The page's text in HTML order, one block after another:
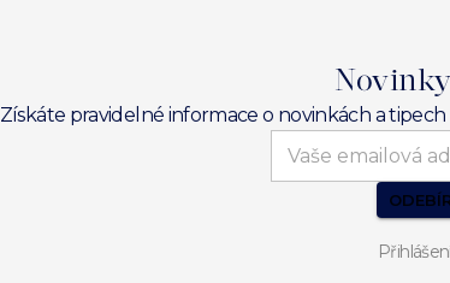
Získáte pravidelné informace o novinkách a